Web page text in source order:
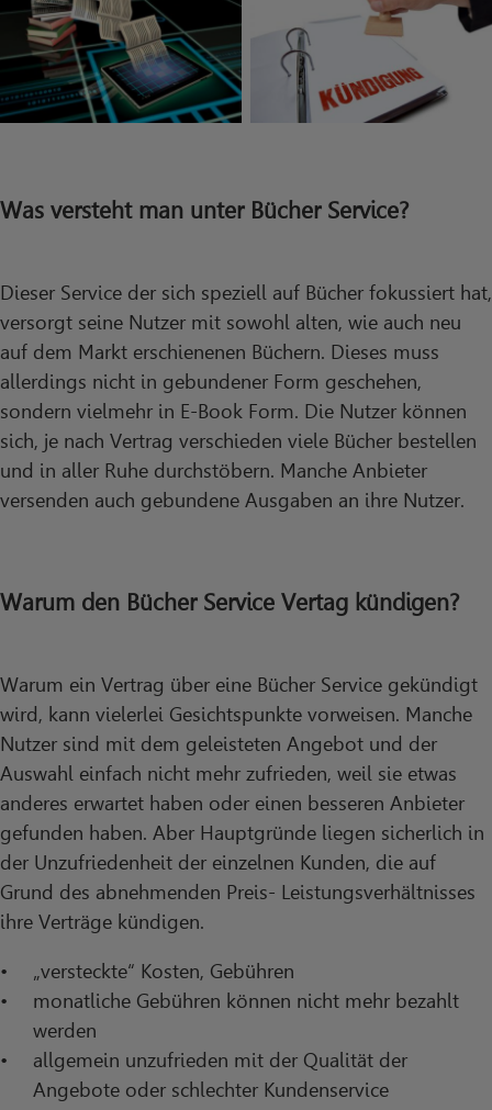
Was versteht man unter Bücher Service?
Dieser Service der sich speziell auf Bücher fokussiert hat,
versorgt seine Nutzer mit sowohl alten, wie auch neu
auf dem Markt erschienenen Büchern. Dieses muss
allerdings nicht in gebundener Form geschehen,
sondern vielmehr in E-Book Form. Die Nutzer können
sich, je nach Vertrag verschieden viele Bücher bestellen
und in aller Ruhe durchstöbern. Manche Anbieter
versenden auch gebundene Ausgaben an ihre Nutzer.
Warum den Bücher Service Vertag kündigen?
Warum ein Vertrag über eine Bücher Service gekündigt
wird, kann vielerlei Gesichtspunkte vorweisen. Manche
Nutzer sind mit dem geleisteten Angebot und der
Auswahl einfach nicht mehr zufrieden, weil sie etwas
anderes erwartet haben oder einen besseren Anbieter
gefunden haben. Aber Hauptgründe liegen sicherlich in
der Unzufriedenheit der einzelnen Kunden, die auf
Grund des abnehmenden Preis- Leistungsverhältnisses
ihre Verträge kündigen.
„versteckte“ Kosten, Gebühren
monatliche Gebühren können nicht mehr bezahlt
werden
allgemein unzufrieden mit der Qualität der
Angebote oder schlechter Kundenservice